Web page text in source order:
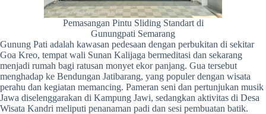
Pemasangan Pintu Sliding Standart di
Gunungpati Semarang
Gunung Pati adalah kawasan pedesaan dengan perbukitan di sekitar
Goa Kreo, tempat wali Sunan Kalijaga bermeditasi dan sekarang
menjadi rumah bagi ratusan monyet ekor panjang. Gua tersebut
menghadap ke Bendungan Jatibarang, yang populer dengan wisata
perahu dan kegiatan memancing. Pameran seni dan pertunjukan musik
Jawa diselenggarakan di Kampung Jawi, sedangkan aktivitas di Desa
Wisata Kandri meliputi penanaman padi dan sesi pembuatan batik.